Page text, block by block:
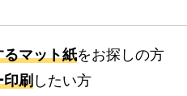
マット紙をお探しの方
印刷 したい方